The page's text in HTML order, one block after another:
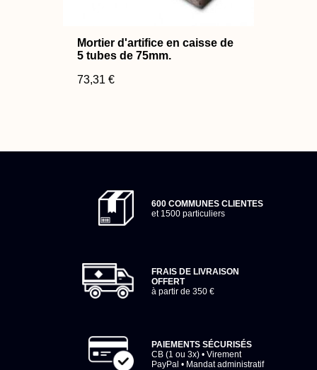
Mortier d'artifice en caisse de
5 tubes de 75mm.
73,31 €
600 COMMUNES CLIENTES
et 1500 particuliers
FRAIS DE LIVRAISON
OFFERT
à partir de 350 €
PAIEMENTS SÉCURISÉS
CB (1 ou 3x) • Virement
PayPal • Mandat administratif